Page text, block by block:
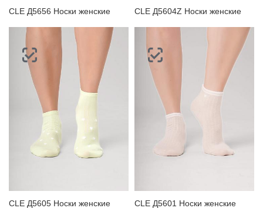
CLE Д5656 Носки женские CLE Д5604Z Носки женские
CLE Д5605 Носки женские CLE Д5601 Носки женские